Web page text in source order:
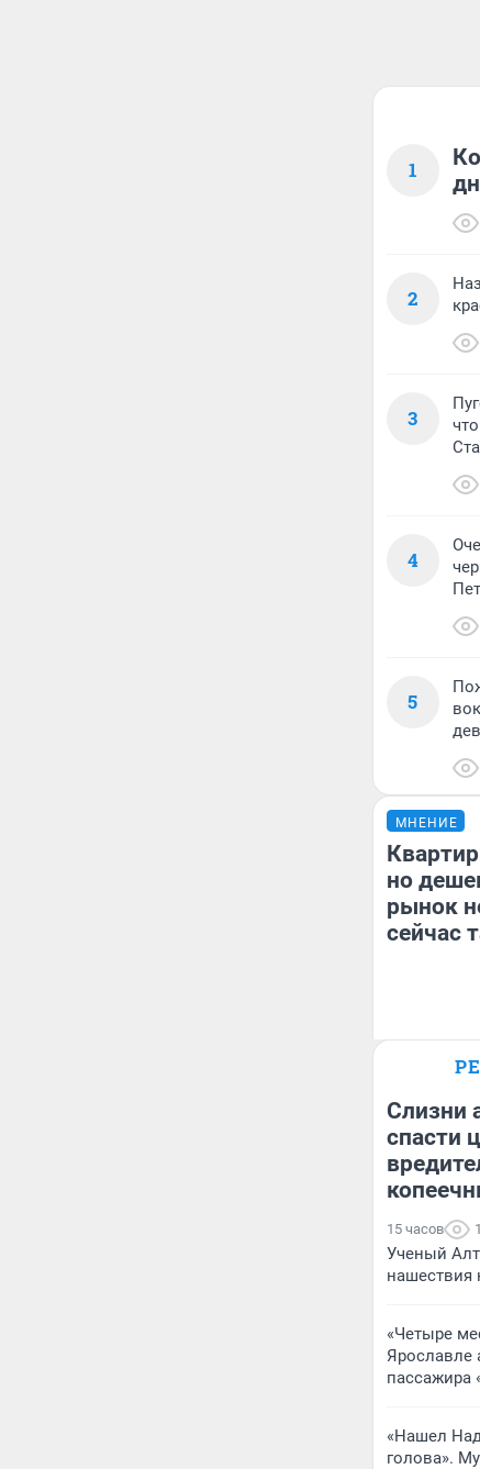
1
2
3
4
5
МНЕНИЕ
но
рынок
сейчас
Слизни
спасти
15 часов
Ученый
нашествия
«Четыре
Ярославле
пассажира
«Нашел
голова».